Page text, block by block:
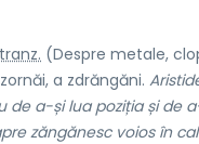
(Despre metale,
a zdrăngăni.
de a-și lua poziția și de
zăngănesc voios în